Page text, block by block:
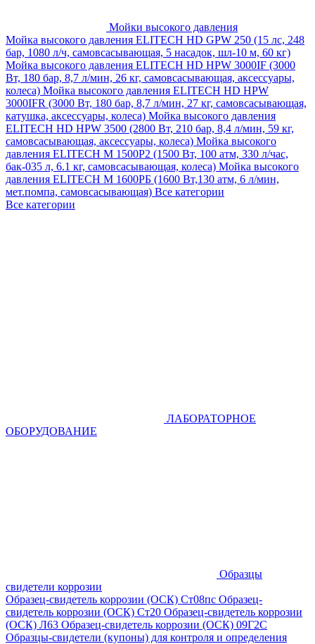
Мойки высокого давления
Мойка высокого давления ELITECH HD GPW 250 (15 лс, 248
бар, 1080 л/ч, самовсасывающая, 5 насадок, шл-10 м, 60 кг)
Мойка высокого давления ELITECH HD HPW 3000IF (3000
Вт, 180 бар, 8,7 л/мин, 26 кг, самовсасывающая, аксессуары,
колеса) Мойка высокого давления ELITECH HD HPW
3000IFR (3000 Вт, 180 бар, 8,7 л/мин, 27 кг, самовсасывающая,
катушка, аксессуары, колеса) Мойка высокого давления
ELITECH HD HPW 3500 (2800 Вт, 210 бар, 8,4 л/мин, 59 кг,
самовсасывающая, аксессуары, колеса) Мойка высокого
давления ELITECH M 1500P2 (1500 Вт, 100 атм, 330 л/час,
бак-035 л, 6.1 кг, самовсасывающая, колеса) Мойка высокого
давления ELITECH М 1600РБ (1600 Вт,130 атм, 6 л/мин,
мет.помпа, самовсасывающая) Все категории
Все категории
ЛАБОРАТОРНОЕ
ОБОРУДОВАНИЕ
Образцы
свидетели коррозии
Образец-свидетель коррозии (ОСК) Ст08пс Образец-
свидетель коррозии (ОСК) Ст20 Образец-свидетель коррозии
(ОСК) Л63 Образец-свидетель коррозии (ОСК) 09Г2С
Образцы-свидетели (купоны) для контроля и определения